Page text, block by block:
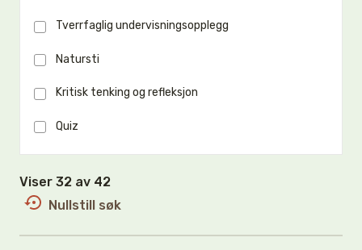
Tverrfaglig undervisningsopplegg
Natursti
Kritisk tenking og refleksjon
Quiz
Viser 32 av 42
Nullstill søk